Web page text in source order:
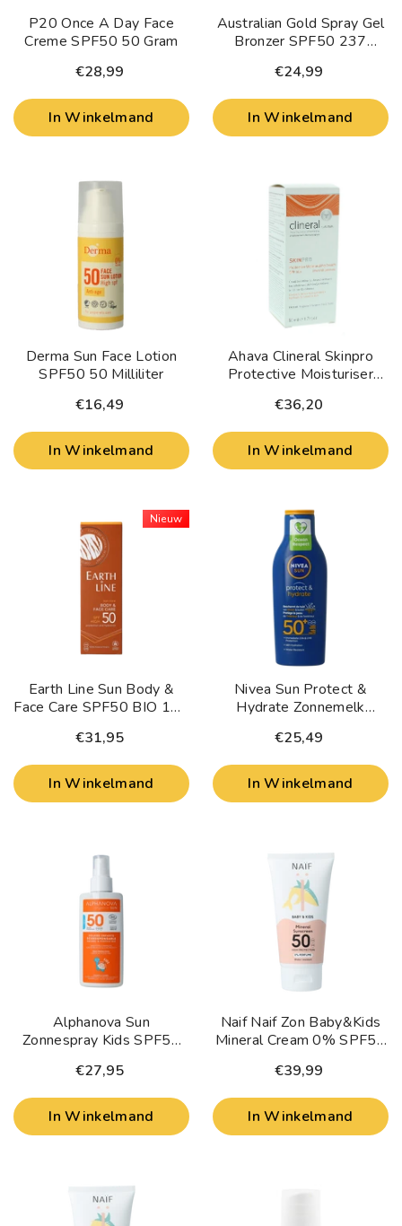
P20 Once A Day Face
Creme SPF50 50 Gram
€28,99
In Winkelmand
Australian Gold Spray Gel
Bronzer SPF50 237
€24,99
In Winkelmand
Derma Sun Face Lotion
SPF50 50 Milliliter
€16,49
In Winkelmand
Ahava Clineral Skinpro
Protective Moisturiser
€36,20
In Winkelmand
Nieuw
Earth Line Sun Body &
Face Care SPF50 BIO 100
€31,95
In Winkelmand
Nivea Sun Protect &
Hydrate Zonnemelk
€25,49
In Winkelmand
Alphanova Sun
Zonnespray Kids SPF50
€27,95
In Winkelmand
Naif Naif Zon Baby&Kids
Mineral Cream 0% SPF50
€39,99
In Winkelmand